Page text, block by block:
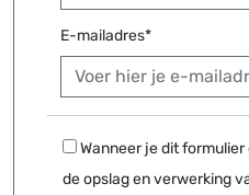
E-mailadres*
Wanneer je dit
de opslag en verwerking